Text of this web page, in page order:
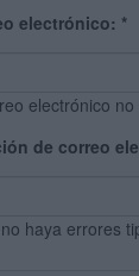
electrónico: *
electrónico
de correo
haya errores